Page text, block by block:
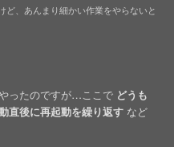
ど、あんまり細かい作業をやらないと
ったのですが…ここで どうも
直後に再起動を繰り返す など